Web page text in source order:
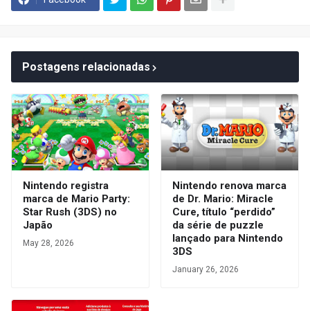
Postagens relacionadas
Nintendo registra
marca de Mario Party:
Star Rush (3DS) no
Japão
May 28, 2026
Nintendo renova marca
de Dr. Mario: Miracle
Cure, título “perdido”
da série de puzzle
lançado para Nintendo
3DS
January 26, 2026